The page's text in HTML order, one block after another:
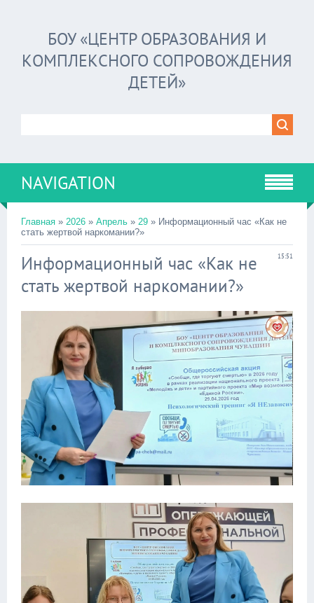
БОУ «ЦЕНТР ОБРАЗОВАНИЯ И
КОМПЛЕКСНОГО СОПРОВОЖДЕНИЯ
ДЕТЕЙ»
NAVIGATION
Главная » 2026 » Апрель » 29 » Информационный час «Как не
стать жертвой наркомании?»
15:51
Информационный час «Как не
стать жертвой наркомании?»